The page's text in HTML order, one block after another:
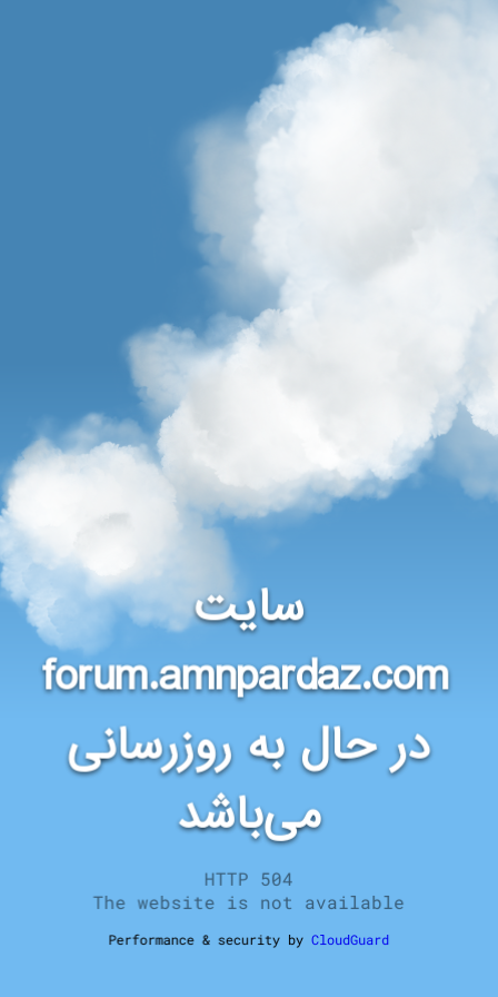
سایت
forum.amnpardaz.com
در حال به روزرسانی
می‌باشد
HTTP 504
The website is not available
Performance & security byCloudGuard